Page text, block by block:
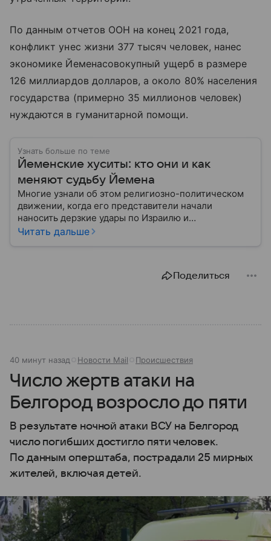
По данным отчетов ООН на конец 2021 года,
конфликт унес жизни 377 тысяч человек, нанес
экономике Йеменасовокупный ущерб в размере
126 миллиардов долларов, а около 80% населения
государства (примерно 35 миллионов человек)
нуждаются в гуманитарной помощи.
Узнать больше по теме
Йеменские хуситы: кто они и как
меняют судьбу Йемена
Многие узнали об этом религиозно-политическом
движении, когда его представители начали
наносить дерзкие удары по Израилю и
терроризировать корабли, связанные с этим
рамках Ближневосточного конфликта. Подробней
Читать дальше
Поделиться
40 минут назад Новости Mail Происшествия
Число жертв атаки на
Белгород возросло до пяти
В результате ночной атаки ВСУ на Белгород
число погибших достигло пяти человек.
По данным оперштаба, пострадали 25 мирных
жителей, включая детей.